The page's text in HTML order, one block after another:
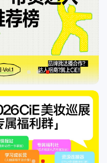
泊烟 -香水香氛
识香日纪 -香水香氛
-香水香氛